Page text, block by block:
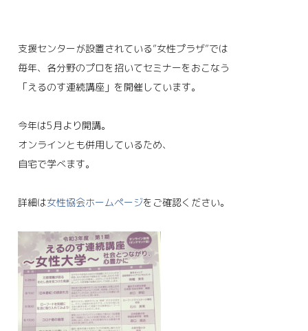
支援センターが設置されている”女性プラザ”では
毎年、各分野のプロを招いてセミナーをおこなう
「えるのす連続講座」を開催しています。
今年は5月より開講。
オンラインとも併用しているため、
自宅で学べます。
詳細は女性協会ホームページをご確認ください。